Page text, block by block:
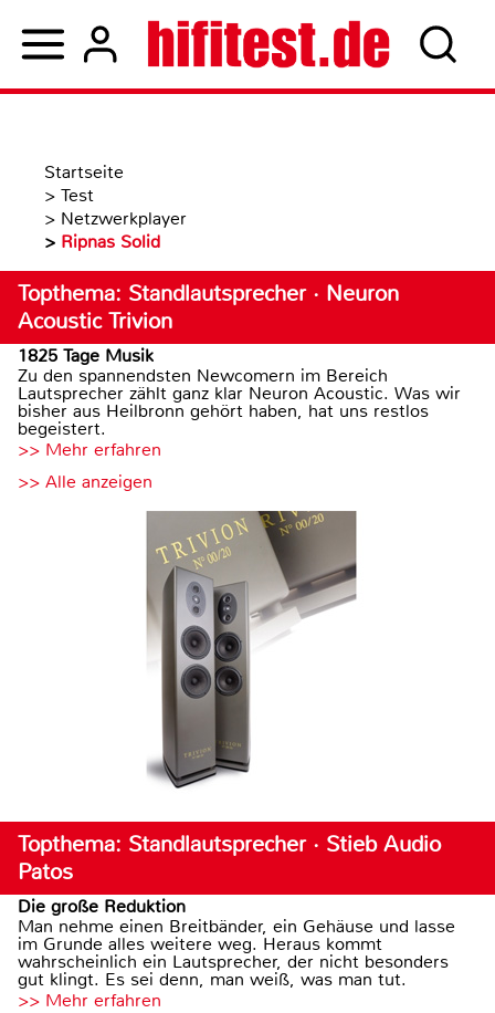
Startseite
> Test
> Netzwerkplayer
> Ripnas Solid
Topthema: Standlautsprecher · Neuron
Acoustic Trivion
1825 Tage Musik
Zu den spannendsten Newcomern im Bereich
Lautsprecher zählt ganz klar Neuron Acoustic. Was wir
bisher aus Heilbronn gehört haben, hat uns restlos
begeistert.
>> Mehr erfahren
>> Alle anzeigen
Topthema: Standlautsprecher · Stieb Audio
Patos
Die große Reduktion
Man nehme einen Breitbänder, ein Gehäuse und lasse
im Grunde alles weitere weg. Heraus kommt
wahrscheinlich ein Lautsprecher, der nicht besonders
gut klingt. Es sei denn, man weiß, was man tut.
>> Mehr erfahren